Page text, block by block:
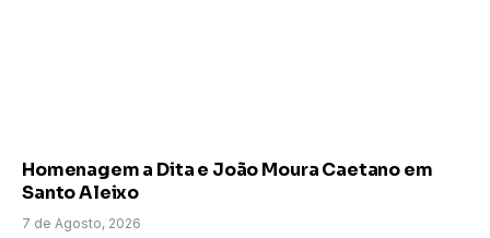
Homenagem a Dita e João Moura Caetano em
Santo Aleixo
7 de Agosto, 2026